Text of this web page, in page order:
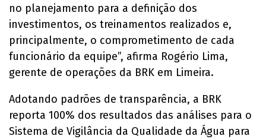
no planejamento para a definição dos
investimentos, os treinamentos realizados e,
principalmente, o comprometimento de cada
funcionário da equipe”, afirma Rogério Lima,
gerente de operações da BRK em Limeira.
Adotando padrões de transparência, a BRK
reporta 100% dos resultados das análises para o
Sistema de Vigilância da Qualidade da Água para